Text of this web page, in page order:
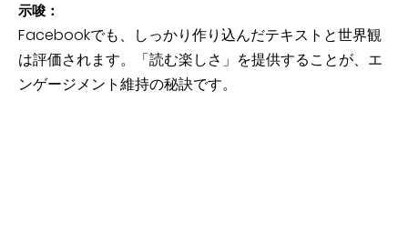
示唆：
Facebookでも、しっかり作り込んだテキストと世界観
は評価されます。「読む楽しさ」を提供することが、エ
ンゲージメント維持の秘訣です。